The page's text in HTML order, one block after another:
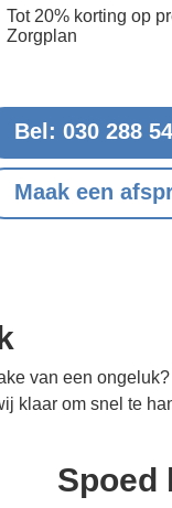
Tot 20% korting op
Zorgplan
Bel: 030 288
Maak een
van een
klaar om snel te
Spoed